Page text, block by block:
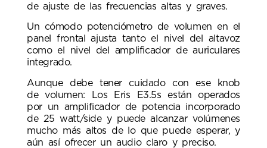
de ajuste de las frecuencias altas y graves.
Un cómodo potenciómetro de volumen en el
panel frontal ajusta tanto el nivel del altavoz
como el nivel del amplificador de auriculares
integrado.
Aunque debe tener cuidado con ese knob
de volumen: Los Eris E3.5s están operados
por un amplificador de potencia incorporado
de 25 watt/side y puede alcanzar volúmenes
mucho más altos de lo que puede esperar, y
aún así ofrecer un audio claro y preciso.